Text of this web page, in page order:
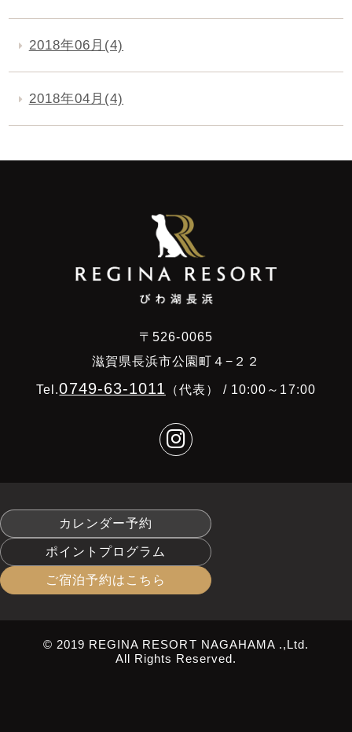
2018年06月(4)
2018年04月(4)
〒526-0065
滋賀県長浜市公園町４−２２
Tel.0749-63-1011 （代表） / 10:00～17:00
カレンダー予約
ポイントプログラム
ご宿泊予約はこちら
© 2019 REGINA RESORT NAGAHAMA .,Ltd.
All Rights Reserved.